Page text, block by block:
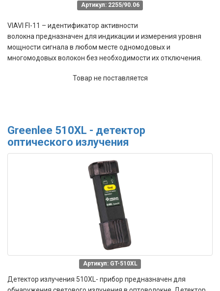
Артикул: 2255/90.06
VIAVI FI-11 – идентификатор активности
волокна предназначен для индикации и измерения уровня
мощности сигнала в любом месте одномодовых и
многомодовых волокон без необходимости их отключения.
Товар не поставляется
Greenlee 510XL - детектор
оптического излучения
Артикул: GT-510XL
Детектор излучения 510XL- прибор предназначен для